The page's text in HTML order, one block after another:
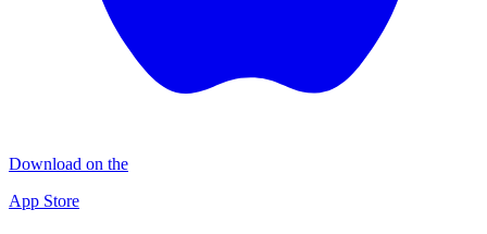
Download on the
App Store